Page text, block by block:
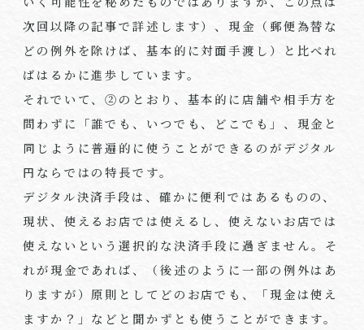
次回以降の記事で詳述します）、現金（郵便為替な
どの例外を除けば、基本的に対面手渡し）と比べれ
ばはるかに進歩しています。
それでいて、②のとおり、基本的に店舗や相手方を
問わずに「誰でも、いつでも、どこでも」、現金と
同じように普遍的に使うことができるのがデジタル
円ならではの特長です。
デジタル決済手段は、確かに便利ではあるものの、
現状、使えるお店では使えるし、使えないお店では
使えないという選択的な決済手段に過ぎません。そ
れが現金であれば、（後述のように一部の例外はあ
りますが）原則としてどのお店でも、「現金は使え
ますか？」などと聞かずとも使うことができます。